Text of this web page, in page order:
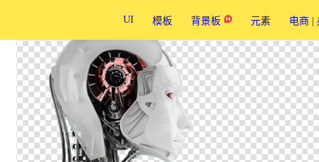
UI 模板 背景板 元素 电商 |